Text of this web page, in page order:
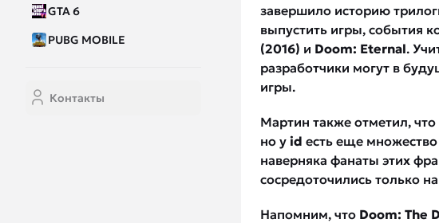
GTA 6
PUBG MOBILE
Контакты
завершило историю
выпустить игры, события
(2016) и Doom: Eternal.
разработчики могут в
игры.
Мартин также отметил,
но у id есть еще
наверняка фанаты этих
сосредоточились только
Напомним, что Doom: The